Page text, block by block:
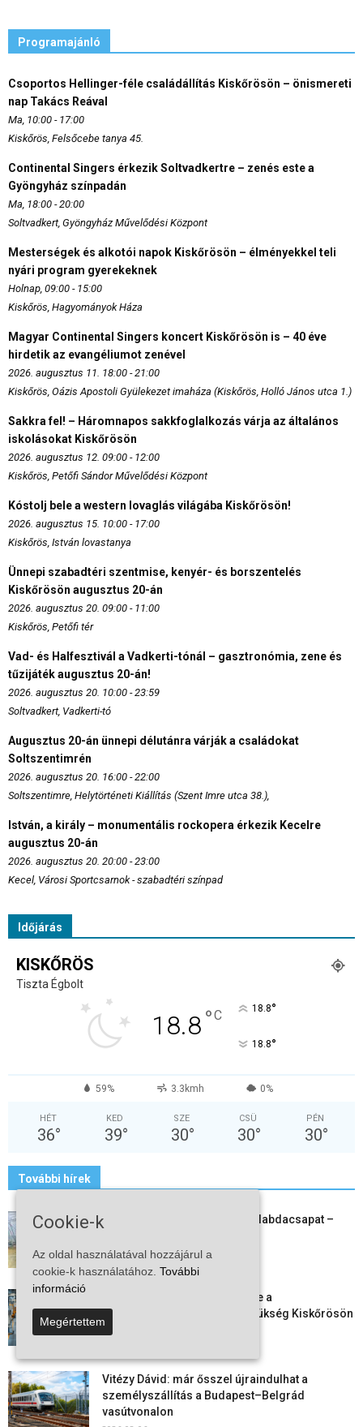
Programajánló
Csoportos Hellinger-féle családállítás Kiskőrösön – önismereti
nap Takács Reával
Ma, 10:00 - 17:00
Kiskőrös, Felsőcebe tanya 45.
Continental Singers érkezik Soltvadkertre – zenés este a
Gyöngyház színpadán
Ma, 18:00 - 20:00
Soltvadkert, Gyöngyház Művelődési Központ
Mesterségek és alkotói napok Kiskőrösön – élményekkel teli
nyári program gyerekeknek
Holnap, 09:00 - 15:00
Kiskőrös, Hagyományok Háza
Magyar Continental Singers koncert Kiskőrösön is – 40 éve
hirdetik az evangéliumot zenével
2026. augusztus 11. 18:00 - 21:00
Kiskőrös, Oázis Apostoli Gyülekezet imaháza (Kiskőrös, Holló János utca 1.)
Sakkra fel! – Háromnapos sakkfoglalkozás várja az általános
iskolásokat Kiskőrösön
2026. augusztus 12. 09:00 - 12:00
Kiskőrös, Petőfi Sándor Művelődési Központ
Kóstolj bele a western lovaglás világába Kiskőrösön!
2026. augusztus 15. 10:00 - 17:00
Kiskőrös, István lovastanya
Ünnepi szabadtéri szentmise, kenyér- és borszentelés
Kiskőrösön augusztus 20-án
2026. augusztus 20. 09:00 - 11:00
Kiskőrös, Petőfi tér
Vad- és Halfesztivál a Vadkerti-tónál – gasztronómia, zene és
tűzijáték augusztus 20-án!
2026. augusztus 20. 10:00 - 23:59
Soltvadkert, Vadkerti-tó
Augusztus 20-án ünnepi délutánra várják a családokat
Soltszentimrén
2026. augusztus 20. 16:00 - 22:00
Soltszentimre, Helytörténeti Kiállítás (Szent Imre utca 38.),
István, a király – monumentális rockopera érkezik Kecelre
augusztus 20-án
2026. augusztus 20. 20:00 - 23:00
Kecel, Városi Sportcsarnok - szabadtéri színpad
Időjárás
KISKŐRÖS
Tiszta Égbolt
18.8°C 18.8°
18.8°
59% 3.3kmh 0%
HÉT
36°
KED
39°
SZE
30°
CSÜ
30°
PÉN
30°
További hírek
Megszűnt a kiskőrösi női kézilabdacsapat –
2026-08-08
Aktuális állásajánlatok: ezekre a
munkavállalókra van most szükség Kiskőrösön
és a...
Vitézy Dávid: már ősszel újraindulhat a
személyszállítás a Budapest–Belgrád
vasútvonalon
Cookie-k
Az oldal használatával hozzájárul a
cookie-k használatához. További
információ
Megértettem